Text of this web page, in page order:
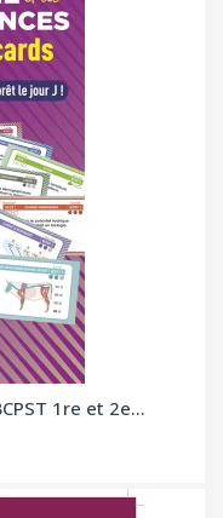
1re et 2e...